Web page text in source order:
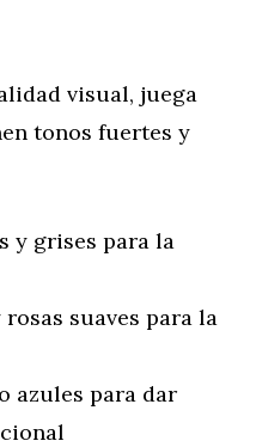
visual, juega
tonos fuertes y
y grises para la
suaves para la
azules para dar